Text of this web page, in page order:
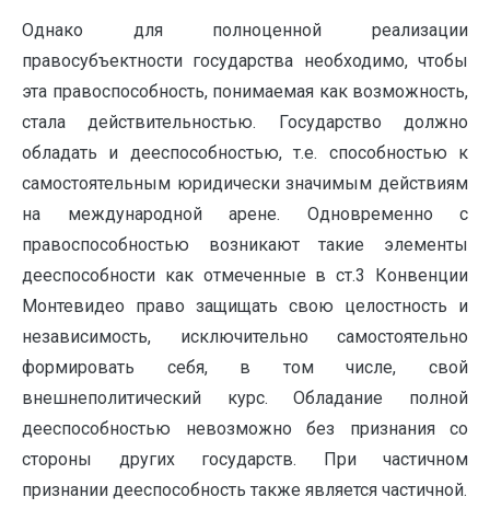
Однако для полноценной реализации
правосубъектности государства необходимо, чтобы
эта правоспособность, понимаемая как возможность,
стала действительностью. Государство должно
обладать и дееспособностью, т.е. способностью к
самостоятельным юридически значимым действиям
на международной арене. Одновременно с
правоспособностью возникают такие элементы
дееспособности как отмеченные в ст.3 Конвенции
Монтевидео право защищать свою целостность и
независимость, исключительно самостоятельно
формировать себя, в том числе, свой
внешнеполитический курс. Обладание полной
дееспособностью невозможно без признания со
стороны других государств. При частичном
признании дееспособность также является частичной.